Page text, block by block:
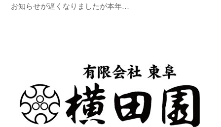
お知らせが遅くなりましたが本年…